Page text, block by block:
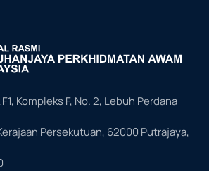
Kompleks F, No. 2, Lebuh Perdana
Persekutuan, 62000 Putrajaya,